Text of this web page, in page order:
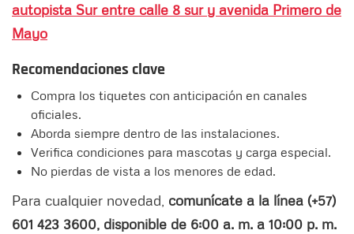
autopista Sur entre calle 8 sur y avenida Primero de
Mayo
Recomendaciones clave
Compra los tiquetes con anticipación en canales
oficiales.
Aborda siempre dentro de las instalaciones.
Verifica condiciones para mascotas y carga especial.
No pierdas de vista a los menores de edad.
Para cualquier novedad, comunícate a la línea (+57)
601 423 3600, disponible de 6:00 a. m. a 10:00 p. m.